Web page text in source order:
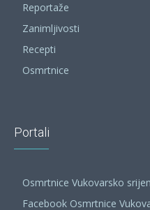
Reportaže
Zanimljivosti
Recepti
Osmrtnice
Portali
Osmrtnice Vukovarsko
Facebook Osmrtnice